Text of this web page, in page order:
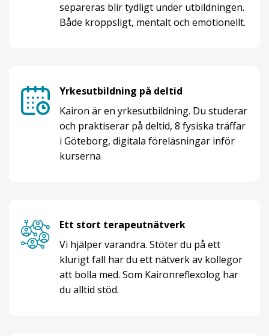
separeras blir tydligt under utbildningen.
Både kroppsligt, mentalt och emotionellt.
Yrkesutbildning på deltid
Kairon är en yrkesutbildning. Du studerar
och praktiserar på deltid, 8 fysiska träffar
i Göteborg, digitala föreläsningar inför
kurserna
Ett stort terapeutnätverk
Vi hjälper varandra. Stöter du på ett
klurigt fall har du ett nätverk av kollegor
att bolla med. Som Kaironreflexolog har
du alltid stöd.